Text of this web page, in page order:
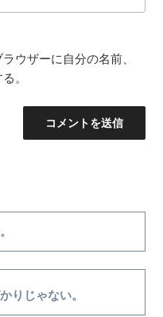
ウザーに自分の名前、
。
りじゃない。